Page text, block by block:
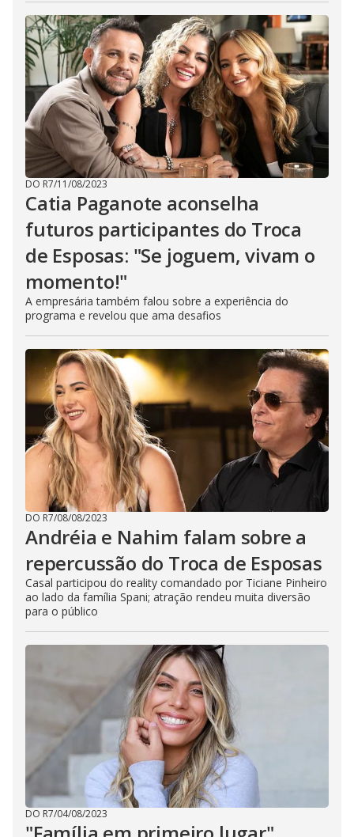
DO R7/11/08/2023
Catia Paganote aconselha
futuros participantes do Troca
de Esposas: "Se joguem, vivam o
momento!"
A empresária também falou sobre a experiência do
programa e revelou que ama desafios
DO R7/08/08/2023
Andréia e Nahim falam sobre a
repercussão do Troca de Esposas
Casal participou do reality comandado por Ticiane Pinheiro
ao lado da família Spani; atração rendeu muita diversão
para o público
DO R7/04/08/2023